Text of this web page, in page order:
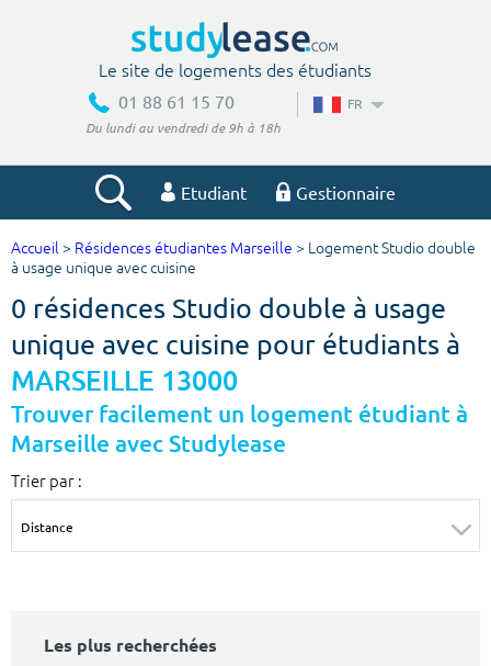
Le site de logements des étudiants
01 88 61 15 70
Du lundi au vendredi de 9h à 18h
FR
Etudiant Gestionnaire
Votre recherche
Ville, école
Budget min
€
Budget max
m² m²
Accueil > Résidences étudiantes Marseille > Logement Studio double
à usage unique avec cuisine
0 résidences Studio double à usage
unique avec cuisine pour étudiants à
MARSEILLE 13000
Trouver facilement un logement étudiant à
Marseille avec Studylease
Trier par :
Les plus recherchées